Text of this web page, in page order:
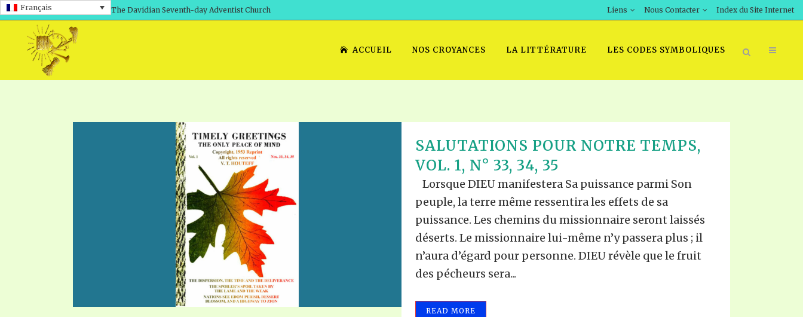
Français The Davidian Seventh-day Adventist Church Liens Nous Contacter Index du Site Internet
ACCUEIL NOS CROYANCES LA LITTÉRATURE LES CODES SYMBOLIQUES
SALUTATIONS POUR NOTRE TEMPS,
VOL. 1, N° 33, 34, 35
Lorsque DIEU manifestera Sa puissance parmi Son
peuple, la terre même ressentira les effets de sa
puissance. Les chemins du missionnaire seront laissés
déserts. Le missionnaire lui-même n’y passera plus ; il
n’aura d’égard pour personne. DIEU révèle que le fruit
des pécheurs sera...
READ MORE